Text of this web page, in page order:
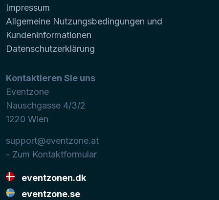
Impressum
Allgemeine Nutzungsbedingungen und
Kundeninformationen
Datenschutzerklärung
Kontaktieren Sie uns
Eventzone
Nauschgasse 4/3/2
1220 Wien
support@eventzone.at
- Zum Kontaktformular
eventzonen.dk
eventzone.se